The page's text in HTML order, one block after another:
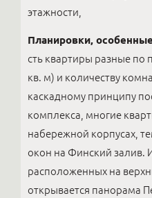
этажности,
Планировки,
сть квартиры разные по
кв. м) и количеству
каскадному принципу
комплекса, многие
набережной корпусах,
окон на Финский залив.
расположенных на
открывается панорама